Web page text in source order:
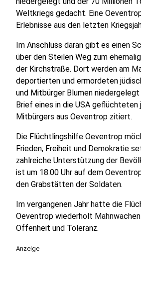
Weltkriegs gedacht. Eine
Erlebnisse aus den letzten
Im Anschluss daran gibt es einen
über den Steilen Weg zum
der Kirchstraße. Dort werden am
deportierten und ermordeten
und Mitbürger Blumen niedergelegt
Brief eines in die USA geflüchteten
Mitbürgers aus Oeventrop zitiert.
Die Flüchtlingshilfe Oeventrop
Frieden, Freiheit und Demokratie
zahlreiche Unterstützung der
ist um 18.00 Uhr auf dem
den Grabstätten der Soldaten.
Im vergangenen Jahr hatte die
Oeventrop wiederholt
Offenheit und Toleranz.
Anzeige